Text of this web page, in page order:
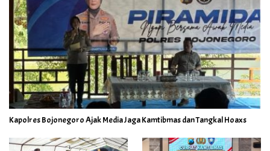
Kapolres Bojonegoro Ajak Media Jaga Kamtibmas dan Tangkal Hoaxs